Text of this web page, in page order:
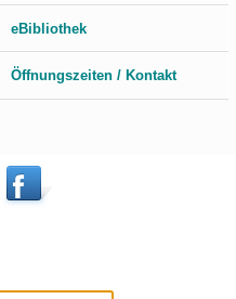
eBibliothek
Öffnungszeiten / Kontakt